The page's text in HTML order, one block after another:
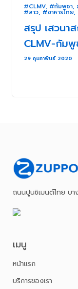
#CLMV, #กัมพูชา,
#ลาว, #อาหารไทย,
สรุป เสวนา
CLMV-กัมพู
. . .
29 กุมภาพันธ์ 2020
ถนนปูนซิเมนต์ไทย บ
เมนู
หน้าเเรก
บริการของเรา